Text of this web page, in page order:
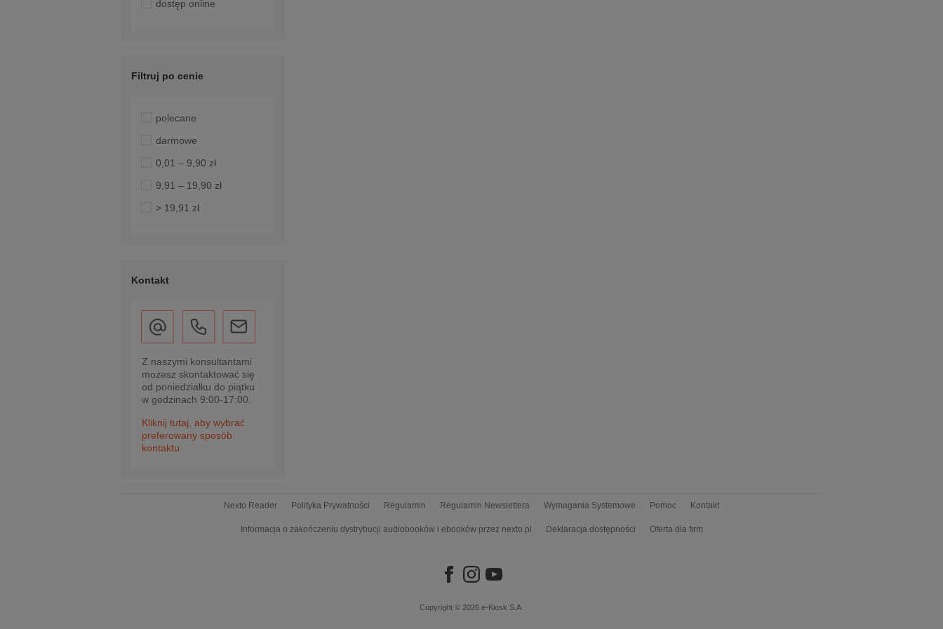
dostęp online
Filtruj po cenie
polecane
darmowe
0,01 – 9,90 zł
9,91 – 19,90 zł
> 19,91 zł
Kontakt
Z naszymi konsultantami
możesz skontaktować się
od poniedziałku do piątku
w godzinach 9:00-17:00.
Kliknij tutaj, aby wybrać
preferowany sposób
kontaktu
Nexto Reader Polityka Prywatności Regulamin Regulamin Newslettera Wymagania Systemowe Pomoc Kontakt
Informacja o zakończeniu dystrybucji audiobooków i ebooków przez nexto.pl Deklaracja dostępności Oferta dla firm
Copyright © 2026 e-Kiosk S.A.